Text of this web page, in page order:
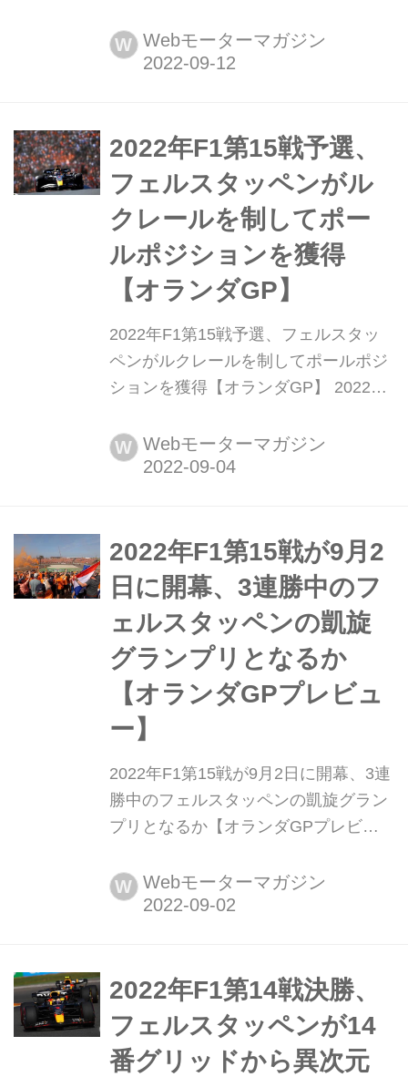
ミラノ近郊のモンツァ・サーキットで
開催され、レッドブルのマックス・フ
ャルル・ルクレール、3位にはメルセ
デスのジョージ・ラッセルが入った。
角田裕毅(アルファタ...
W Webモーターマガジン
2022年F1第15戦予選、
フェルスタッペンがル
クレールを制してポー
ルポジションを獲得
【オランダGP】
2022年F1第15戦予選、フェルスタッ
ペンがルクレールを制してポールポジ
ションを獲得【オランダGP】 2022年
ザントフォールト・サーキットで行わ
れ、マックス・フェルスタッペン(レッ
番手に0.021秒差でシャルル・ルクレ
ール(フェラーリ)が続き、3番手にはカ
ルロス・サイン...
W Webモーターマガジン
2022年F1第15戦が9月2
日に開幕、3連勝中のフ
ェルスタッペンの凱旋
グランプリとなるか
【オランダGPプレビュ
ー】
2022年F1第15戦が9月2日に開幕、3連
勝中のフェルスタッペンの凱旋グラン
プリとなるか【オランダGPプレビュ
オランダGPがザントフォールト・サ
ーキットで開幕する。ベルギー→オラ
ス・フェルスタッペン(レッドブル)に
とってはさらに差を広げるチャンスで
あり、ライバルたちにとっては選...
W Webモーターマガジン
2022年F1第14戦決勝、
フェルスタッペンが14
番グリッドから異次元